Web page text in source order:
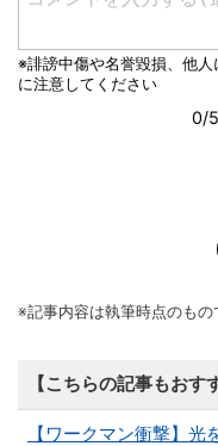
※記事内容は執筆時点のもの
【こちらの記事もおす
【ワークマン衝撃】